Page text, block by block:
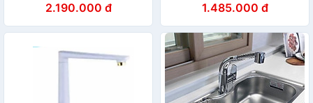
2.190.000 đ 1.485.000 đ